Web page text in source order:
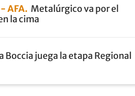
AFA Metalúrgico va por el
la cima
Boccia juega la etapa Regional